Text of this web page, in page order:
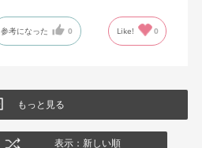
参考になった 0 Like! 0
もっと見る
表示：新しい順